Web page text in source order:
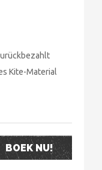
Kite-Material
BOEK NU!